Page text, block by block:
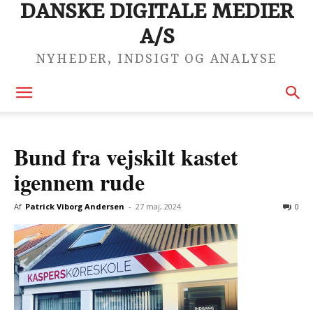
DANSKE DIGITALE MEDIER
A/S
NYHEDER, INDSIGT OG ANALYSE
Bund fra vejskilt kastet
igennem rude
Af Patrick Viborg Andersen - 27 maj, 2024 0